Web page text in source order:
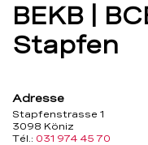
BEKB |
Stapfen
Adresse
Stapfenstrasse 1
3098 Köniz
Tél.: 031 974 45 70